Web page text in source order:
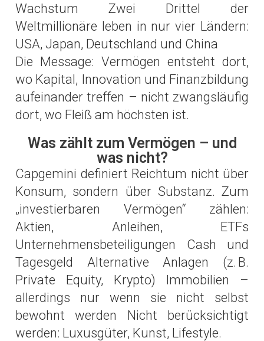
Wachstum Zwei Drittel der
Weltmillionäre leben in nur vier Ländern:
USA, Japan, Deutschland und China
Die Message: Vermögen entsteht dort,
wo Kapital, Innovation und Finanzbildung
aufeinander treffen – nicht zwangsläufig
dort, wo Fleiß am höchsten ist.
Was zählt zum Vermögen – und
was nicht?
Capgemini definiert Reichtum nicht über
Konsum, sondern über Substanz. Zum
„investierbaren Vermögen“ zählen:
Aktien, Anleihen, ETFs
Unternehmensbeteiligungen Cash und
Tagesgeld Alternative Anlagen (z. B.
Private Equity, Krypto) Immobilien –
allerdings nur wenn sie nicht selbst
bewohnt werden Nicht berücksichtigt
werden: Luxusgüter, Kunst, Lifestyle.